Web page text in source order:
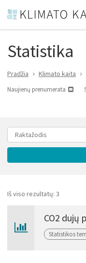
Statistika
Pradžia Klimato kaita
Naujienų prenumerata
Pavadinimas
Tema
Iš viso rezultatų: 3
CO2 dujų
Statistikos